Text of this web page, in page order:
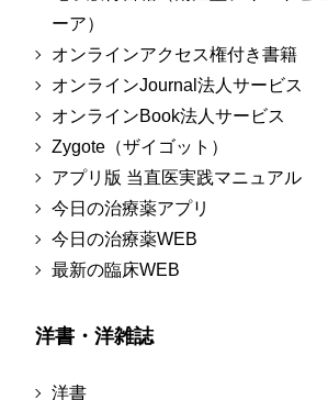
ーア）
オンラインアクセス権付き書籍
オンラインJournal法人サービス
オンラインBook法人サービス
Zygote（ザイゴット）
アプリ版 当直医実践マニュアル
今日の治療薬アプリ
今日の治療薬WEB
最新の臨床WEB
洋書・洋雑誌
洋書